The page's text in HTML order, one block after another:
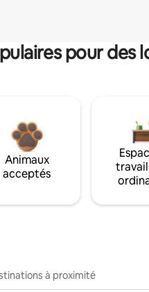
pour des
Animaux
acceptés
à proximité